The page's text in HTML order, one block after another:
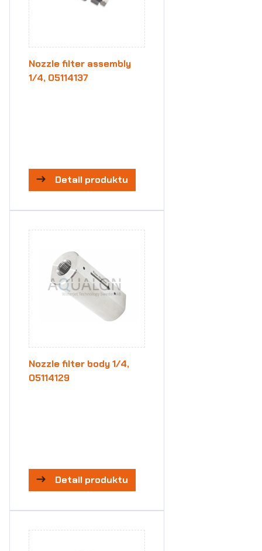
Nozzle filter assembly
1/4, 05114137
Detail produktu
Nozzle filter body 1/4,
05114129
Detail produktu